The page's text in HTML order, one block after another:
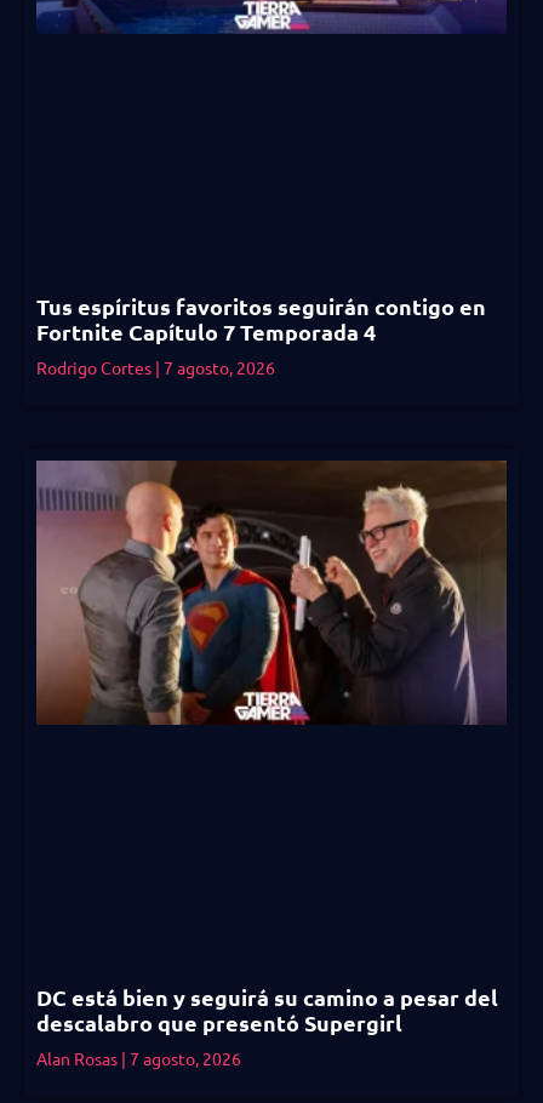
Tus espíritus favoritos seguirán contigo en
Fortnite Capítulo 7 Temporada 4
Rodrigo Cortes 7 agosto, 2026
DC está bien y seguirá su camino a pesar del
descalabro que presentó Supergirl
Alan Rosas 7 agosto, 2026